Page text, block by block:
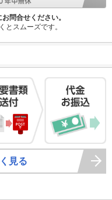
問合せください。
とスムーズです。
見る